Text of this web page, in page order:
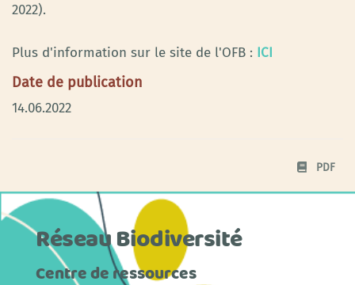
2022).
Plus d'information sur le site de l'OFB : ICI
Date de publication
14.06.2022
PDF
Réseau Biodiversité
Centre de ressources